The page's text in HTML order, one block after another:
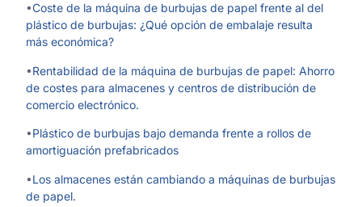
•Coste de la máquina de burbujas de papel frente al del
plástico de burbujas: ¿Qué opción de embalaje resulta
más económica?
•Rentabilidad de la máquina de burbujas de papel: Ahorro
de costes para almacenes y centros de distribución de
comercio electrónico.
•Plástico de burbujas bajo demanda frente a rollos de
amortiguación prefabricados
•Los almacenes están cambiando a máquinas de burbujas
de papel.